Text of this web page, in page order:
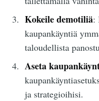
Kokeile demotiliä:
kaupankäyntiä
taloudellista
Aseta
ja strategioihisi.